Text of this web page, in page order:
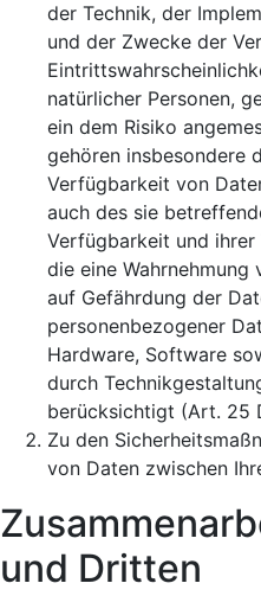
der Technik, der
und der Zwecke der
natürlicher Personen,
ein dem Risiko
gehören insbesondere
Verfügbarkeit von
auch des sie
Verfügbarkeit und ihrer
die eine
auf Gefährdung der
personenbezogener
Hardware, Software
durch
berücksichtigt (Art. 25
Zu den
von Daten zwischen
und Dritten